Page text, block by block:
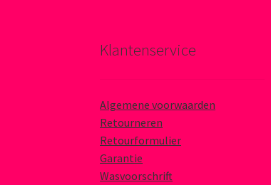
Klantenservice
Algemene voorwaarden
Retourneren
Retourformulier
Garantie
Wasvoorschrift